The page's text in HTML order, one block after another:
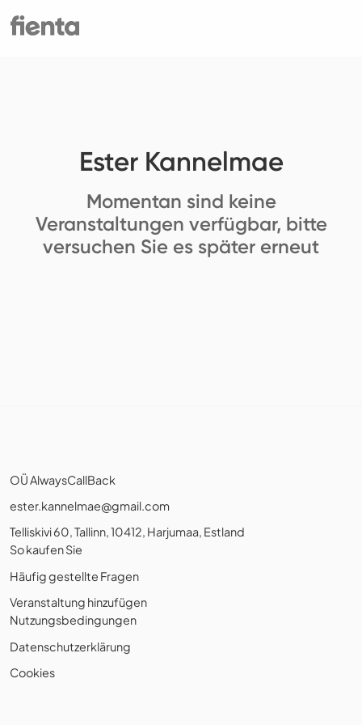
Ester Kannelmae
Momentan sind keine
Veranstaltungen verfügbar, bitte
versuchen Sie es später erneut
OÜ AlwaysCallBack
ester.kannelmae@gmail.com
Telliskivi 60, Tallinn, 10412, Harjumaa, Estland
So kaufen Sie
Häufig gestellte Fragen
Veranstaltung hinzufügen
Nutzungsbedingungen
Datenschutzerklärung
Cookies